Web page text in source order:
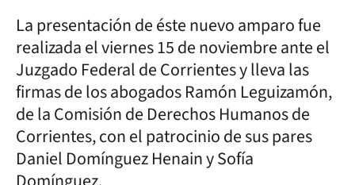
La presentación de éste nuevo amparo fue
realizada el viernes 15 de noviembre ante el
Juzgado Federal de Corrientes y lleva las
firmas de los abogados Ramón Leguizamón,
de la Comisión de Derechos Humanos de
Corrientes, con el patrocinio de sus pares
Daniel Domínguez Henain y Sofía